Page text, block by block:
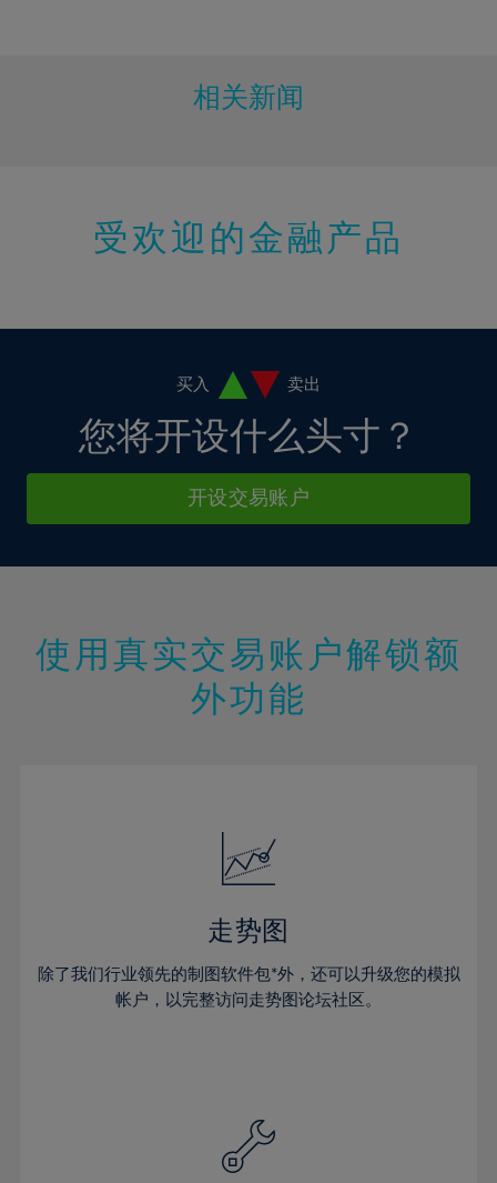
相关新闻
受欢迎的金融产品
买入 卖出
您将开设什么头寸？
开设交易账户
使用真实交易账户解锁额
外功能
走势图
除了我们行业领先的制图软件包*外，还可以升级您的模拟
帐户，以完整访问走势图论坛社区。